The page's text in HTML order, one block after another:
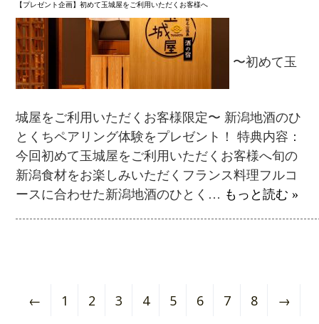
【プレゼント企画】初めて玉城屋をご利用いただくお客様へ
〜初めて玉
城屋をご利用いただくお客様限定〜 新潟地酒のひ
とくちペアリング体験をプレゼント！ 特典内容：
今回初めて玉城屋をご利用いただくお客様へ旬の
新潟食材をお楽しみいただくフランス料理フルコ
ースに合わせた新潟地酒のひとく… もっと読む »
← 1 2 3 4 5 6 7 8 →